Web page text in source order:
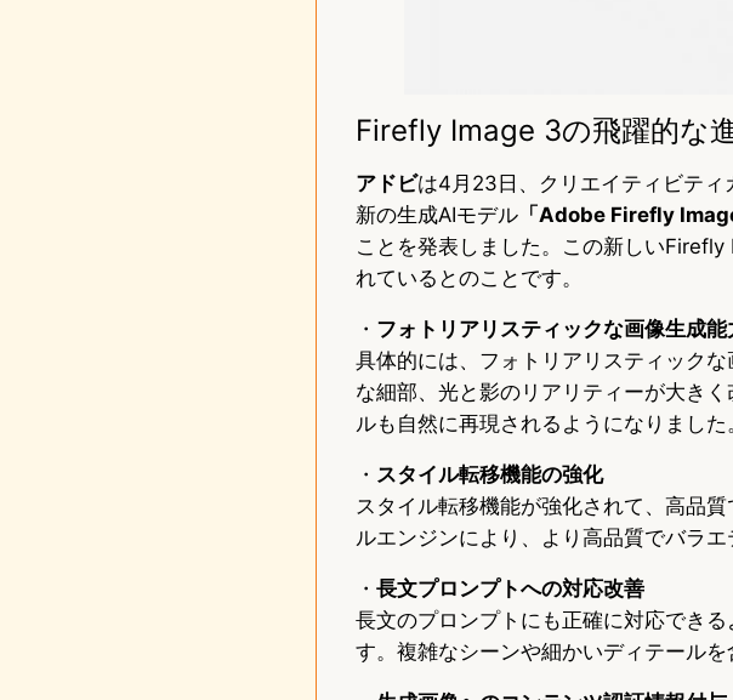
Firefly Image 3の飛躍的な
アドビは4月23日、クリエイティビテ
新の生成AIモデル「Adobe Firefly
ことを発表しました。この新しい
れているとのことです。
・ フォトリアリスティックな画像生成能
具体的には、フォトリアリスティック
な細部、光と影のリアリティーが大き
ルも自然に再現されるようになりました
・ スタイル転移機能の強化
スタイル転移機能が強化されて、高品
ルエンジンにより、より高品質でバラ
・ 長文プロンプトへの対応改善
長文のプロンプトにも正確に対応でき
す。複雑なシーンや細かいディテールを